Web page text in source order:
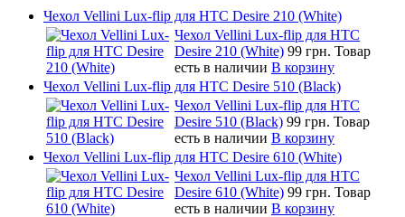
Чехол Vellini Lux-flip для HTC Desire 210 (White)
Чехол Vellini Lux-flip для HTC
Desire 210 (White) 99 грн. Товар
есть в наличии В корзину
Чехол Vellini Lux-flip для HTC Desire 510 (Black)
Чехол Vellini Lux-flip для HTC
Desire 510 (Black) 99 грн. Товар
есть в наличии В корзину
Чехол Vellini Lux-flip для HTC Desire 610 (White)
Чехол Vellini Lux-flip для HTC
Desire 610 (White) 99 грн. Товар
есть в наличии В корзину